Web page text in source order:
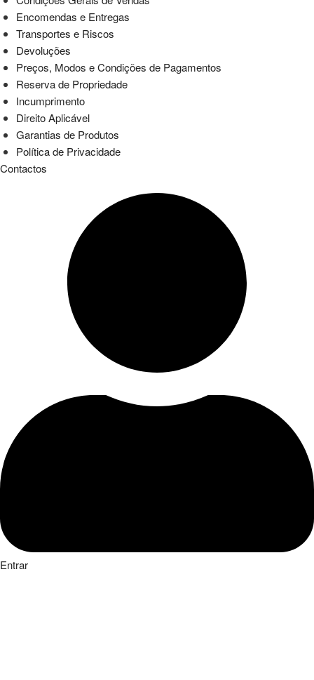
Encomendas e Entregas
Transportes e Riscos
Devoluções
Preços, Modos e Condições de Pagamentos
Reserva de Propriedade
Incumprimento
Direito Aplicável
Garantias de Produtos
Política de Privacidade
Contactos
Entrar